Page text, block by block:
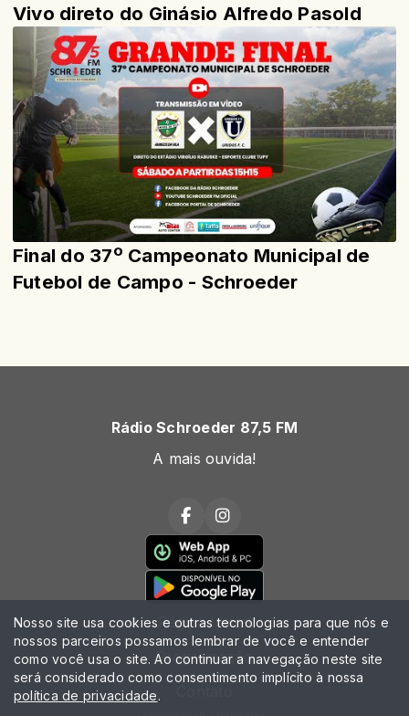
Vivo direto do Ginásio Alfredo Pasold
Final do 37º Campeonato Municipal de
Futebol de Campo - Schroeder
Rádio Schroeder 87,5 FM
A mais ouvida!
Página Inicial
Programação
Nosso site usa cookies e outras tecnologias para que nós e
nossos parceiros possamos lembrar de você e entender
como você usa o site. Ao continuar a navegação neste site
será considerado como consentimento implícito à nossa
política de privacidade.